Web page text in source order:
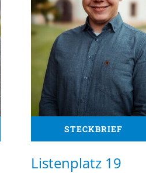
STECKBRIEF
Listenplatz 19